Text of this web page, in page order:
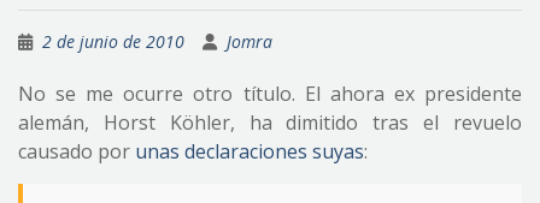
2 de junio de 2010 Jomra
No se me ocurre otro título. El ahora ex presidente
alemán, Horst Köhler, ha dimitido tras el revuelo
causado por unas declaraciones suyas: